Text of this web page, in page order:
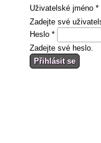
Uživatelské jméno *
Zadejte své
Heslo *
Zadejte své heslo.